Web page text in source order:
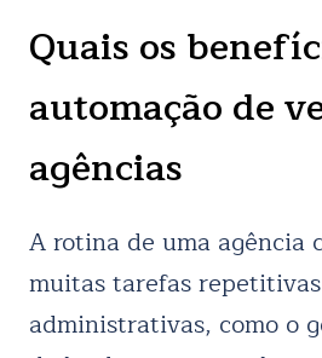
Quais os
automação de
agências
A rotina de uma agência
muitas tarefas
administrativas, como o